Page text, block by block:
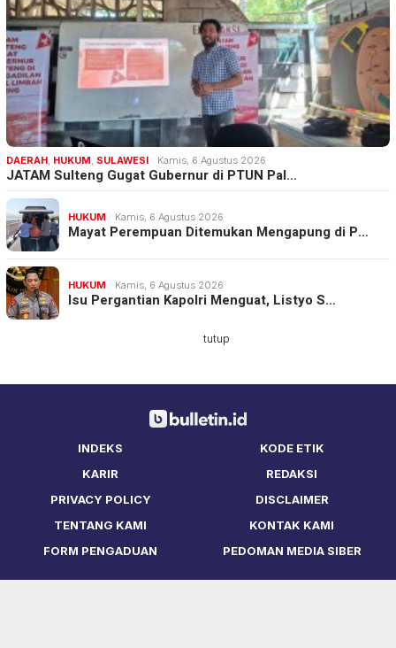
DAERAH, HUKUM, SULAWESI Kamis, 6 Agustus 2026
JATAM Sulteng Gugat Gubernur di PTUN Pal…
HUKUM Kamis, 6 Agustus 2026
Mayat Perempuan Ditemukan Mengapung di P…
HUKUM Kamis, 6 Agustus 2026
Isu Pergantian Kapolri Menguat, Listyo S…
INDEKS
KODE ETIK
KARIR
REDAKSI
PRIVACY POLICY
DISCLAIMER
TENTANG KAMI
KONTAK KAMI
FORM PENGADUAN
PEDOMAN MEDIA SIBER
tutup